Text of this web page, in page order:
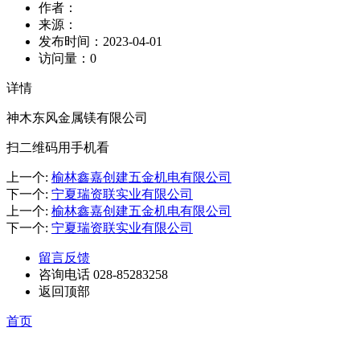
作者：
来源：
发布时间： 2023-04-01
访问量： 0
详情
神木东风金属镁有限公司
扫二维码用手机看
上一个: 榆林鑫嘉创建五金机电有限公司
下一个: 宁夏瑞资联实业有限公司
上一个: 榆林鑫嘉创建五金机电有限公司
下一个: 宁夏瑞资联实业有限公司
留言反馈
咨询电话 028-85283258
返回顶部
首页